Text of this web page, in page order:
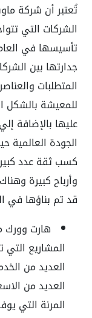
تُعتبر أن شركة
الشركات التي
جدارتها بين
المتطلبات
للمعيشة بالشكل
عليها بالإضافة
الجودة
كسب ثقة عدد
وأرباح كبيرة
قد تم بناؤها في
هارت وورك
المشاريع
العديد من
العديد من
المرنة التي